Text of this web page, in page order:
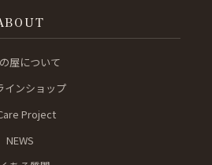
屋について
インショップ
Project
NEWS